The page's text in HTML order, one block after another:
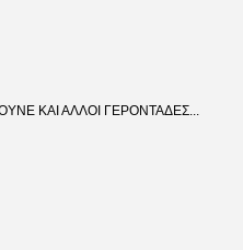
ΚΑΙ ΑΛΛΟΙ ΓΕΡΟΝΤΑΔΕΣ...